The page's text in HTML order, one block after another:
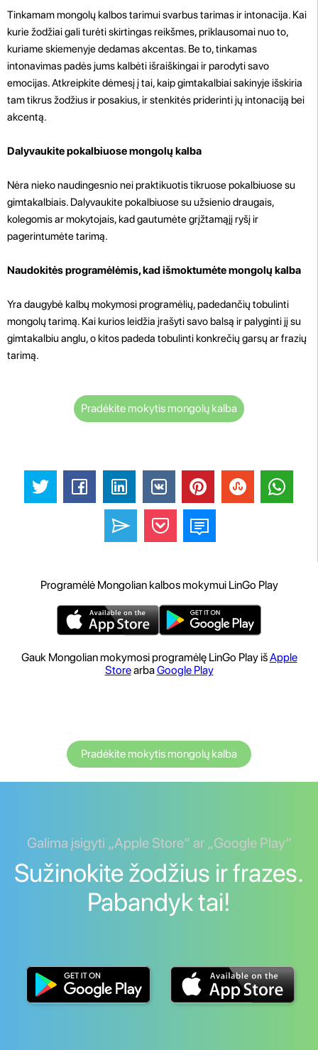
Tinkamam mongolų kalbos tarimui svarbus tarimas ir intonacija. Kai
kurie žodžiai gali turėti skirtingas reikšmes, priklausomai nuo to,
kuriame skiemenyje dedamas akcentas. Be to, tinkamas
intonavimas padės jums kalbėti išraiškingai ir parodyti savo
emocijas. Atkreipkite dėmesį į tai, kaip gimtakalbiai sakinyje išskiria
tam tikrus žodžius ir posakius, ir stenkitės priderinti jų intonaciją bei
akcentą.
Dalyvaukite pokalbiuose mongolų kalba
Nėra nieko naudingesnio nei praktikuotis tikruose pokalbiuose su
gimtakalbiais. Dalyvaukite pokalbiuose su užsienio draugais,
kolegomis ar mokytojais, kad gautumėte grįžtamąjį ryšį ir
pagerintumėte tarimą.
Naudokitės programėlėmis, kad išmoktumėte mongolų kalba
Yra daugybė kalbų mokymosi programėlių, padedančių tobulinti
mongolų tarimą. Kai kurios leidžia įrašyti savo balsą ir palyginti jį su
gimtakalbiu anglu, o kitos padeda tobulinti konkrečių garsų ar frazių
tarimą.
Pradėkite mokytis mongolų kalba
Programėlė Mongolian kalbos mokymui LinGo Play
Gauk Mongolian mokymosi programėlę LinGo Play išApple
StorearbaGoogle Play
Pradėkite mokytis mongolų kalba
Galima įsigyti „Apple Store“ ar „Google Play“
Sužinokite žodžius ir frazes.
Pabandyk tai!